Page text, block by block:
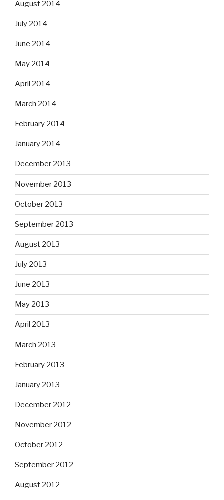
August 2014
July 2014
June 2014
May 2014
April 2014
March 2014
February 2014
January 2014
December 2013
November 2013
October 2013
September 2013
August 2013
July 2013
June 2013
May 2013
April 2013
March 2013
February 2013
January 2013
December 2012
November 2012
October 2012
September 2012
August 2012